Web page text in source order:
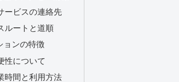
ービスの連絡先
ルートと道順
ョンの特徴
性について
時間と利用方法